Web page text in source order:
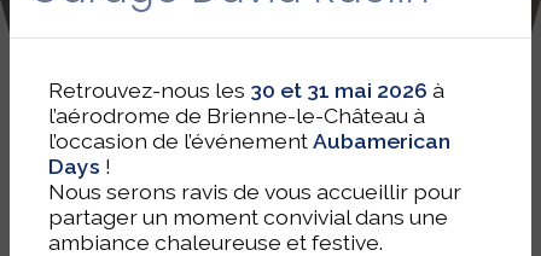
Retrouvez-nous les 30 et 31 mai 2026 à
l’aérodrome de Brienne-le-Château à
l’occasion de l’événementAubamerican
Days !
Nous serons ravis de vous accueillir pour
partager un moment convivial dans une
ambiance chaleureuse et festive.